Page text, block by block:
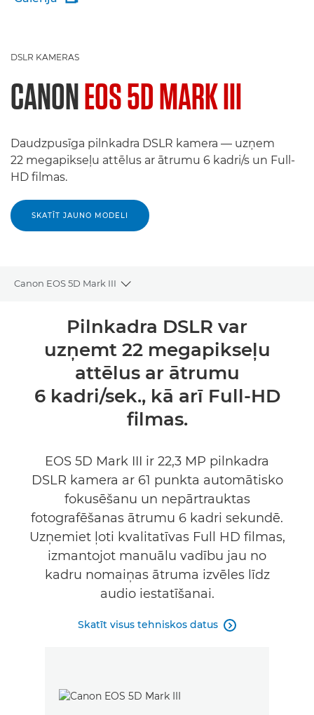
DSLR KAMERAS
CANONEOS 5D MARK III
Daudzpusīga pilnkadra DSLR kamera — uzņem
22 megapikseļu attēlus ar ātrumu 6 kadri/s un Full-
HD filmas.
SKATĪT JAUNO MODELI
Canon EOS 5D Mark III
Toggle breadcrumbs
Tehniskie dati
Atbalsts
Pilnkadra DSLR var
uzņemt 22 megapikseļu
attēlus ar ātrumu
6 kadri/sek., kā arī Full-HD
filmas.
EOS 5D Mark III ir 22,3 MP pilnkadra
DSLR kamera ar 61 punkta automātisko
fokusēšanu un nepārtrauktas
fotografēšanas ātrumu 6 kadri sekundē.
Uzņemiet ļoti kvalitatīvas Full HD filmas,
izmantojot manuālu vadību jau no
kadru nomaiņas ātruma izvēles līdz
audio iestatīšanai.
Skatīt visus tehniskos datus 